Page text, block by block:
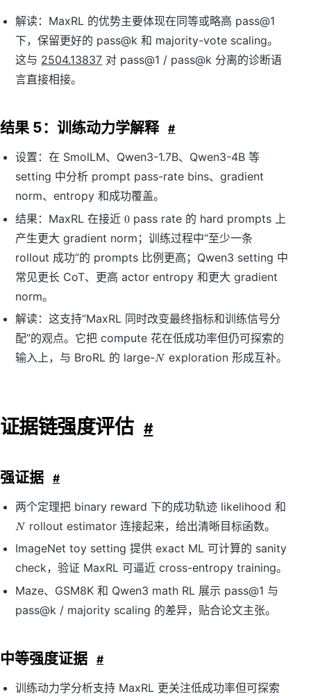
解读：MaxRL 的优势主要体现在同等或略高 pass@1
下，保留更好的 pass@k 和 majority-vote scaling。
这与 2504.13837 对 pass@1 / pass@k 分离的诊断语
言直接相接。
结果 5：训练动力学解释 #
设置：在 SmolLM、Qwen3-1.7B、Qwen3-4B 等
setting 中分析 prompt pass-rate bins、gradient
norm、entropy 和成功覆盖。
结果：MaxRL 在接近0
0 pass rate 的 hard prompts 上
产生更大 gradient norm；训练过程中“至少一条
rollout 成功”的 prompts 比例更高；Qwen3 setting 中
常见更长 CoT、更高 actor entropy 和更大 gradient
norm。
解读：这支持“MaxRL 同时改变最终指标和训练信号分
配”的观点。它把 compute 花在低成功率但仍可探索的
输入上，与 BroRL 的 large-N
N exploration 形成互补。
证据链强度评估 #
强证据 #
两个定理把 binary reward 下的成功轨迹 likelihood 和
N
N rollout estimator 连接起来，给出清晰目标函数。
ImageNet toy setting 提供 exact ML 可计算的 sanity
check，验证 MaxRL 可逼近 cross-entropy training。
Maze、GSM8K 和 Qwen3 math RL 展示 pass@1 与
pass@k / majority scaling 的差异，贴合论文主张。
中等强度证据 #
训练动力学分析支持 MaxRL 更关注低成功率但可探索